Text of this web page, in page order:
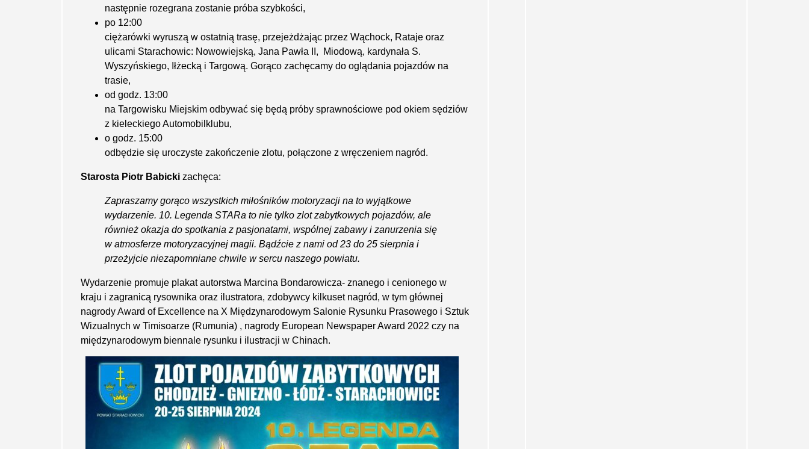
następnie rozegrana zostanie próba szybkości,
po 12:00
ciężarówki wyruszą w ostatnią trasę, przejeżdżając przez Wąchock, Rataje oraz
ulicami Starachowic: Nowowiejską, Jana Pawła II, Miodową, kardynała S.
Wyszyńskiego, Iłżecką i Targową. Gorąco zachęcamy do oglądania pojazdów na
trasie,
od godz. 13:00
na Targowisku Miejskim odbywać się będą próby sprawnościowe pod okiem sędziów
z kieleckiego Automobilklubu,
o godz. 15:00
odbędzie się uroczyste zakończenie zlotu, połączone z wręczeniem nagród.
Starosta Piotr Babicki zachęca:
Zapraszamy gorąco wszystkich miłośników motoryzacji na to wyjątkowe
wydarzenie. 10. Legenda STARa to nie tylko zlot zabytkowych pojazdów, ale
również okazja do spotkania z pasjonatami, wspólnej zabawy i zanurzenia się
w atmosferze motoryzacyjnej magii. Bądźcie z nami od 23 do 25 sierpnia i
przeżyjcie niezapomniane chwile w sercu naszego powiatu.
Wydarzenie promuje plakat autorstwa Marcina Bondarowicza- znanego i cenionego w
kraju i zagranicą rysownika oraz ilustratora, zdobywcy kilkuset nagród, w tym głównej
nagrody Award of Excellence na X Międzynarodowym Salonie Rysunku Prasowego i Sztuk
Wizualnych w Timisoarze (Rumunia) , nagrody European Newspaper Award 2022 czy na
międzynarodowym biennale rysunku i ilustracji w Chinach.